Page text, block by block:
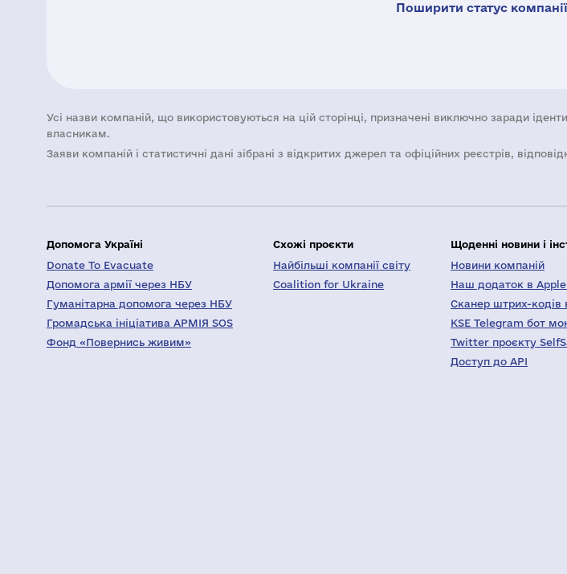
Поширити статус
Усі назви компаній, що використовуються на цій сторінці, призначені виключно заради
власникам.
Заяви компаній i статистичні дані зібрані з відкритих джерел та офіційних реєстрів,
Допомога Україні
Donate To Evacuate
Допомога армії через НБУ
Гуманітарна допомога через НБУ
Громадська ініціатива АРМІЯ SOS
Фонд «Повернись живим»
Схожі проєкти
Найбільші компанії світу
Coalition for Ukraine
Щоденні новини і
Новини компаній
Наш додаток в
Сканер штрих-кодів
KSE Telegram бот
Twitter проєкту
Доступ до API